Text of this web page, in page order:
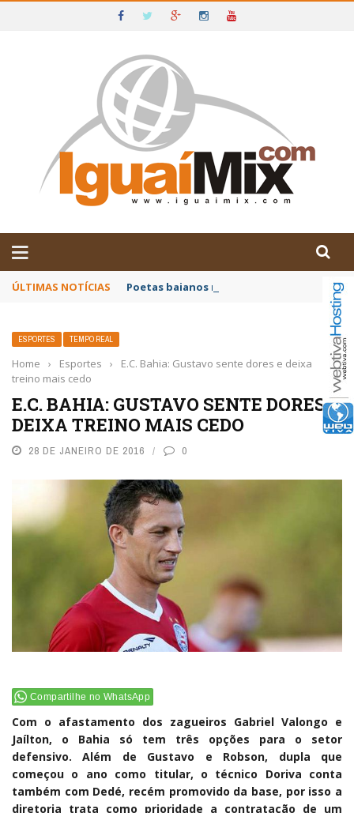
IGUAÍ E SUDOESTE DA BAHIA
ÚLTIMAS NOTÍCIAS Poetas baianos representam o Brasil no
ESPORTES TEMPO REAL
Home › Esportes ›
E.C. Bahia: Gustavo sente dores e deixa
treino mais cedo
E.C. BAHIA: GUSTAVO SENTE DORES E
DEIXA TREINO MAIS CEDO
28 DE JANEIRO DE 2016 0
Compartilhe no WhatsApp
Com o afastamento dos zagueiros Gabriel Valongo e
Jaílton, o Bahia só tem três opções para o setor
defensivo. Além de Gustavo e Robson, dupla que
começou o ano como titular, o técnico Doriva conta
também com Dedé, recém promovido da base, por isso a
diretoria trata como prioridade a contratação de um